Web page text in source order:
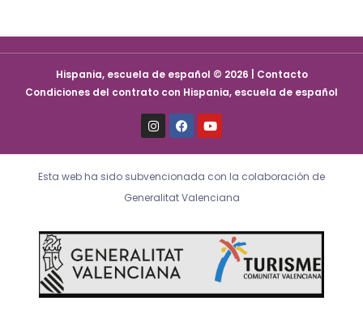
Hispania, escuela de español © 2026 | Contacto
Condiciones del contrato con Hispania, escuela de español
I
n
s
t
g
r
a
F
a
c
e
o
o
k
Y
o
u
t
b
e
Esta web ha sido subvencionada con la colaboración de
Generalitat Valenciana